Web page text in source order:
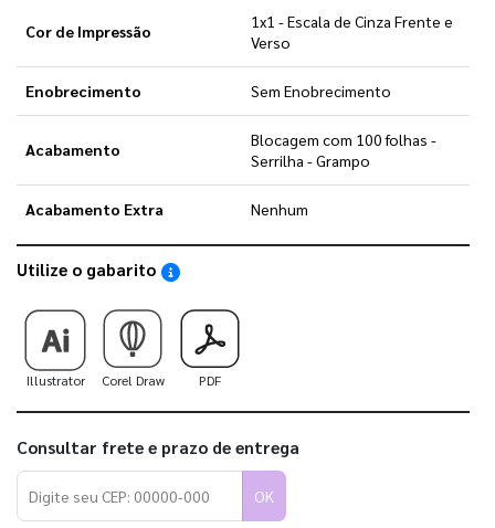
Cor de Impressão
1x1 - Escala de Cinza Frente e
Verso
Enobrecimento Sem Enobrecimento
Acabamento
Blocagem com 100 folhas -
Serrilha - Grampo
Acabamento Extra Nenhum
Utilize o gabarito Saiba como utilizar os nossos gabaritos
Illustrator Corel Draw PDF
Consultar frete e prazo de entrega
OK